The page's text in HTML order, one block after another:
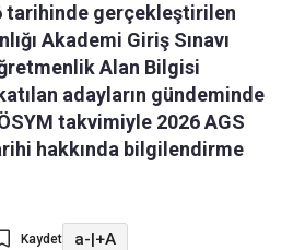
tarihinde gerçekleştirilen
Akademi Giriş Sınavı
Alan Bilgisi
adayların gündeminde
takvimiyle 2026 AGS
hakkında bilgilendirme
Kaydet a-|+A